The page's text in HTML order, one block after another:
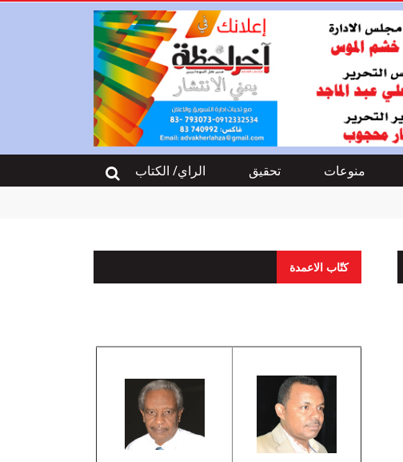
منوعات تحقيق الراي/ الكتاب
كتّاب الاعمدة